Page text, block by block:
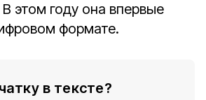
В этом году она впервые
формате.
в тексте?